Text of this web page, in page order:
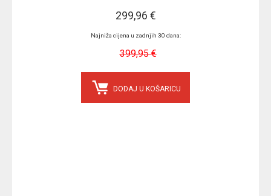
299,96 €
Najniža cijena u zadnjih 30 dana:
399,95 €
DODAJ U KOŠARICU